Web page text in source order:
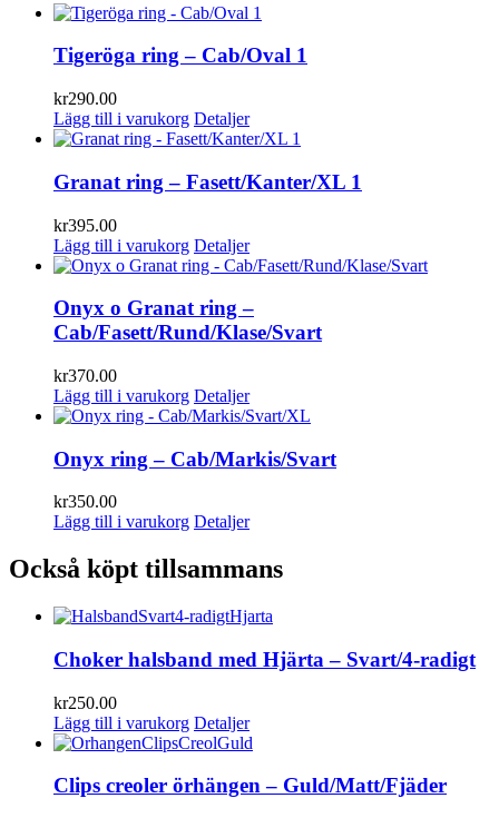
Tigeröga ring – Cab/Oval 1
kr290.00
Lägg till i varukorg Detaljer
Granat ring – Fasett/Kanter/XL 1
kr395.00
Lägg till i varukorg Detaljer
Onyx o Granat ring –
Cab/Fasett/Rund/Klase/Svart
kr370.00
Lägg till i varukorg Detaljer
Onyx ring – Cab/Markis/Svart
kr350.00
Lägg till i varukorg Detaljer
Också köpt tillsammans
Choker halsband med Hjärta – Svart/4-radigt
kr250.00
Lägg till i varukorg Detaljer
Clips creoler örhängen – Guld/Matt/Fjäder